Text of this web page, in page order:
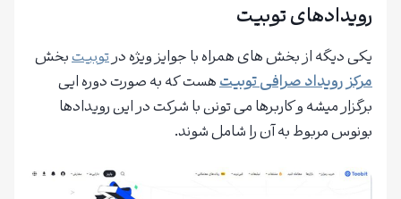
رویدادهای توبیت
یکی دیگه از بخش های همراه با جوایز ویژه درتوبیتبخش
مرکز رویداد صرافی توبیتهست که به صورت دوره ایی
برگزار میشه و کاربرها می تونن با شرکت در این رویدادها
بونوس مربوط به آن را شامل شوند.